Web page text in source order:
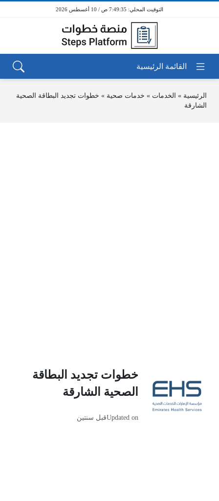
7:49:35 ص / 10 أغسطس 2026
الرئيسية » الخدمات » خدمات صحية » خطوات تجديد البطاقة الصحية
الشارقة
خطوات تجديد البطاقة
الصحية الشارقة
Updated onقبل سنتين